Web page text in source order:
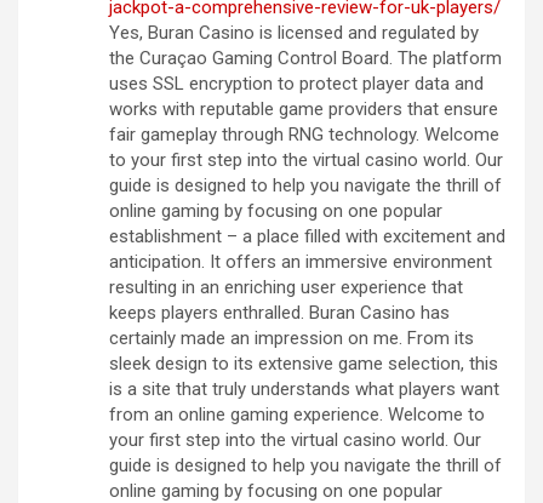
jackpot-a-comprehensive-review-for-uk-players/
Yes, Buran Casino is licensed and regulated by
the Curaçao Gaming Control Board. The platform
uses SSL encryption to protect player data and
works with reputable game providers that ensure
fair gameplay through RNG technology. Welcome
to your first step into the virtual casino world. Our
guide is designed to help you navigate the thrill of
online gaming by focusing on one popular
establishment – a place filled with excitement and
anticipation. It offers an immersive environment
resulting in an enriching user experience that
keeps players enthralled. Buran Casino has
certainly made an impression on me. From its
sleek design to its extensive game selection, this
is a site that truly understands what players want
from an online gaming experience. Welcome to
your first step into the virtual casino world. Our
guide is designed to help you navigate the thrill of
online gaming by focusing on one popular